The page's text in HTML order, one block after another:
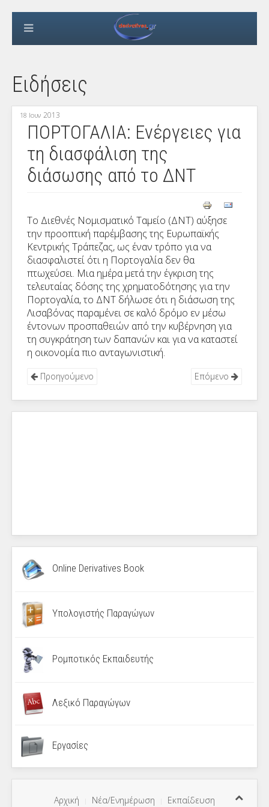
Ειδήσεις
18 Ιουν 2013
ΠΟΡΤΟΓΑΛΙΑ: Ενέργειες για
τη διασφάλιση της
διάσωσης από το ΔΝΤ
Το Διεθνές Νομισματικό Ταμείο (ΔΝΤ) αύξησε
την προοπτική παρέμβασης της Ευρωπαϊκής
Κεντρικής Τράπεζας, ως έναν τρόπο για να
διασφαλιστεί ότι η Πορτογαλία δεν θα
πτωχεύσει. Μια ημέρα μετά την έγκριση της
τελευταίας δόσης της χρηματοδότησης για την
Πορτογαλία, το ΔΝΤ δήλωσε ότι η διάσωση της
Λισαβόνας παραμένει σε καλό δρόμο εν μέσω
έντονων προσπαθειών από την κυβέρνηση για
τη συγκράτηση των δαπανών και για να καταστεί
η οικονομία πιο ανταγωνιστική.
Προηγούμενο Επόμενο
Online Derivatives Book
Υπολογιστής Παραγώγων
Ρομποτικός Εκπαιδευτής
Λεξικό Παραγώγων
Εργασίες
Αρχική Νέα/Ενημέρωση Εκπαίδευση